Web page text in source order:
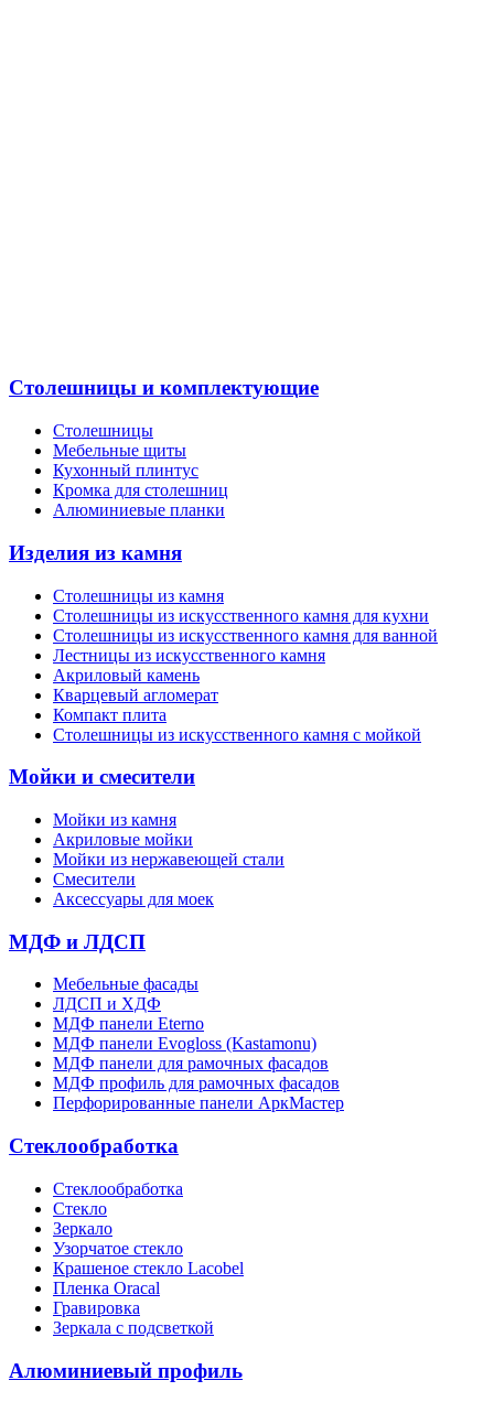
Столешницы и комплектующие
Столешницы
Мебельные щиты
Кухонный плинтус
Кромка для столешниц
Алюминиевые планки
Изделия из камня
Столешницы из камня
Cтолешницы из искусственного камня для кухни
Cтолешницы из искусственного камня для ванной
Лестницы из искусственного камня
Акриловый камень
Кварцевый агломерат
Компакт плита
Столешницы из искусственного камня с мойкой
Мойки и смесители
Мойки из камня
Акриловые мойки
Мойки из нержавеющей стали
Смесители
Аксессуары для моек
МДФ и ЛДСП
Мебельные фасады
ЛДСП и ХДФ
МДФ панели Eterno
МДФ панели Evogloss (Kastamonu)
МДФ панели для рамочных фасадов
МДФ профиль для рамочных фасадов
Перфорированные панели АркМастер
Стеклообработка
Стеклообработка
Стекло
Зеркало
Узорчатое стекло
Крашеное стекло Lacobel
Пленка Oracal
Гравировка
Зеркала с подсветкой
Алюминиевый профиль